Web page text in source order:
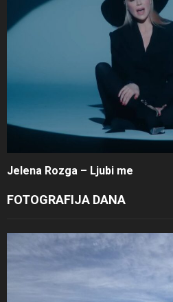
Jelena Rozga – Ljubi me
FOTOGRAFIJA DANA